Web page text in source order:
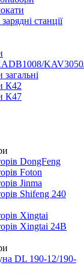
станції
К42
К47
DongFeng
Foton
Jinma
Shifeng 240
Xingtai
Xingtai 24В
DL 190-12/190-